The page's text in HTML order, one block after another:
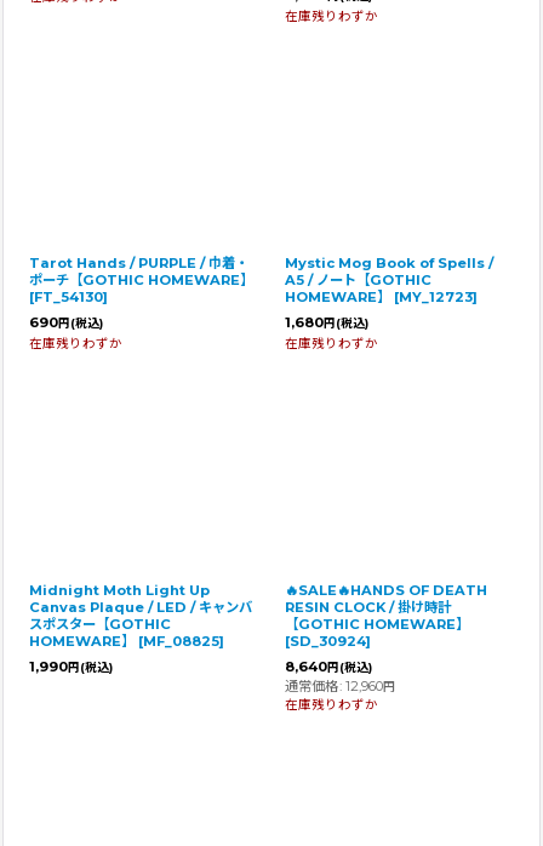
在庫残りわずか
Tarot Hands / PURPLE / 巾着・
ポーチ【GOTHIC HOMEWARE】
[FT_54130]
690円 (税込)
在庫残りわずか
Mystic Mog Book of Spells /
A5 / ノート【GOTHIC
HOMEWARE】
[MY_12723]
1,680円 (税込)
在庫残りわずか
Midnight Moth Light Up
Canvas Plaque / LED / キャンバ
スポスター【GOTHIC
HOMEWARE】
[MF_08825]
1,990円 (税込)
🔥SALE🔥HANDS OF DEATH
RESIN CLOCK / 掛け時計
【GOTHIC HOMEWARE】
[SD_30924]
8,640円 (税込)
通常価格: 12,960円
在庫残りわずか